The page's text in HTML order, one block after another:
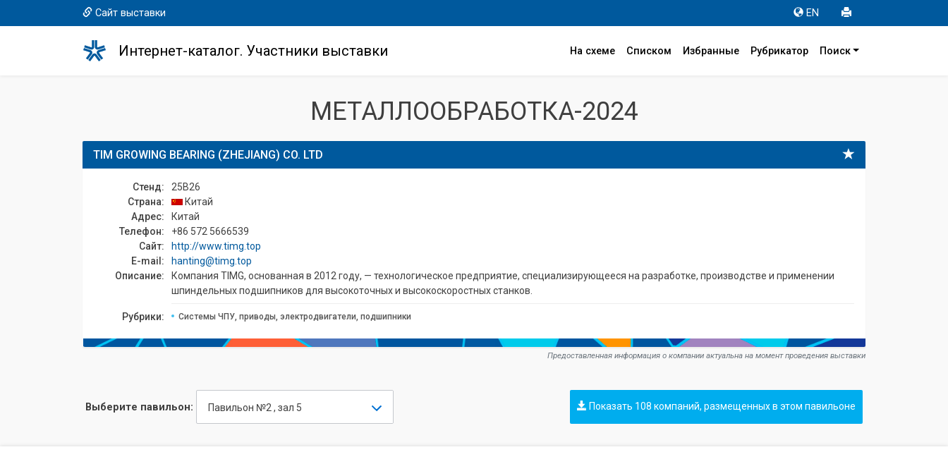
Сайт выставки EN
Интернет-каталог. Участники выставки На схеме Списком Избранные Рубрикатор Поиск
МЕТАЛЛООБРАБОТКА-2024
TIM GROWING BEARING (ZHEJIANG) CO. LTD
Стенд:
25B26
Страна:
Китай
Адрес:
Китай
Телефон:
+86 572 5666539
Сайт:
http://www.timg.top
E-mail:
hanting@timg.top
Описание:
Компания TIMG, основанная в 2012 году, — технологическое предприятие, специализирующееся на разработке, производстве и применении
шпиндельных подшипников для высокоточных и высокоскоростных станков.
Рубрики: Системы ЧПУ, приводы, электродвигатели, подшипники
Предоставленная информация о компании актуальна на момент проведения выставки
Выберите павильон: Павильон №2 , зал 5 Показать 108 компаний, размещенных в этом павильоне